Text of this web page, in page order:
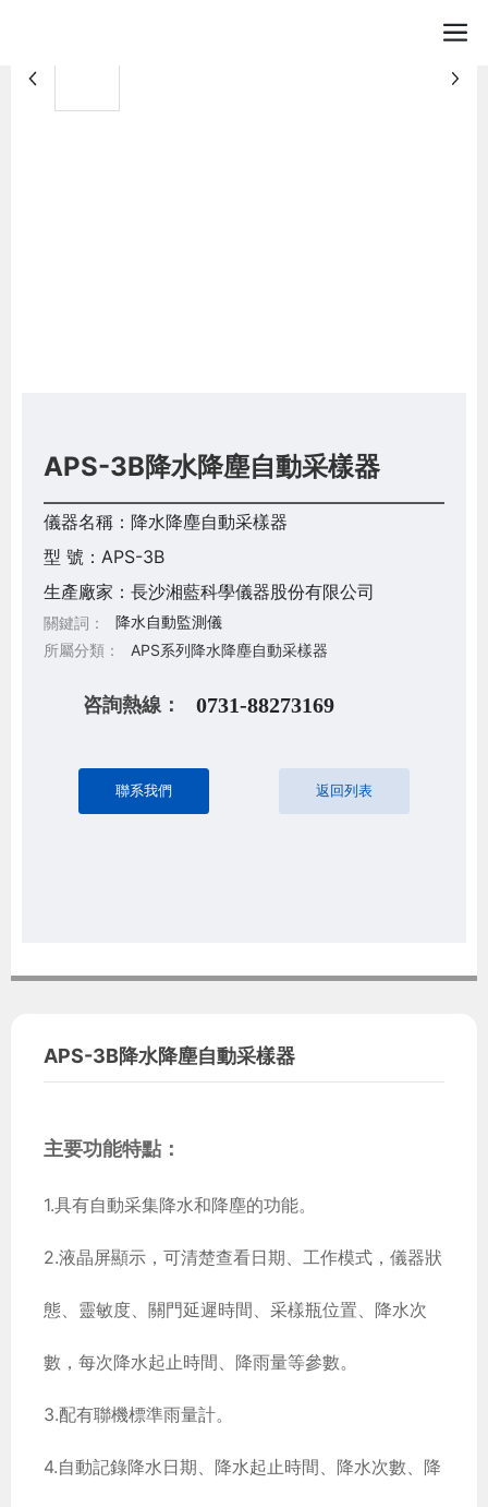
APS-3B降水降塵自動采樣器
儀器名稱：降水降塵自動采樣器
型 號：APS-3B
生產廠家：長沙湘藍科學儀器股份有限公司
關鍵詞：
降水自動監測儀
所屬分類：
APS系列降水降塵自動采樣器
咨詢熱線： 0731-88273169
聯系我們 返回列表
APS-3B降水降塵自動采樣器
主要功能特點：
1.具有自動采集降水和降塵的功能。
2.液晶屏顯示，可清楚查看日期、工作模式，儀器狀
態、靈敏度、關門延遲時間、采樣瓶位置、降水次
數，每次降水起止時間、降雨量等參數。
3.配有聯機標準雨量計。
4.自動記錄降水日期、降水起止時間、降水次數、降